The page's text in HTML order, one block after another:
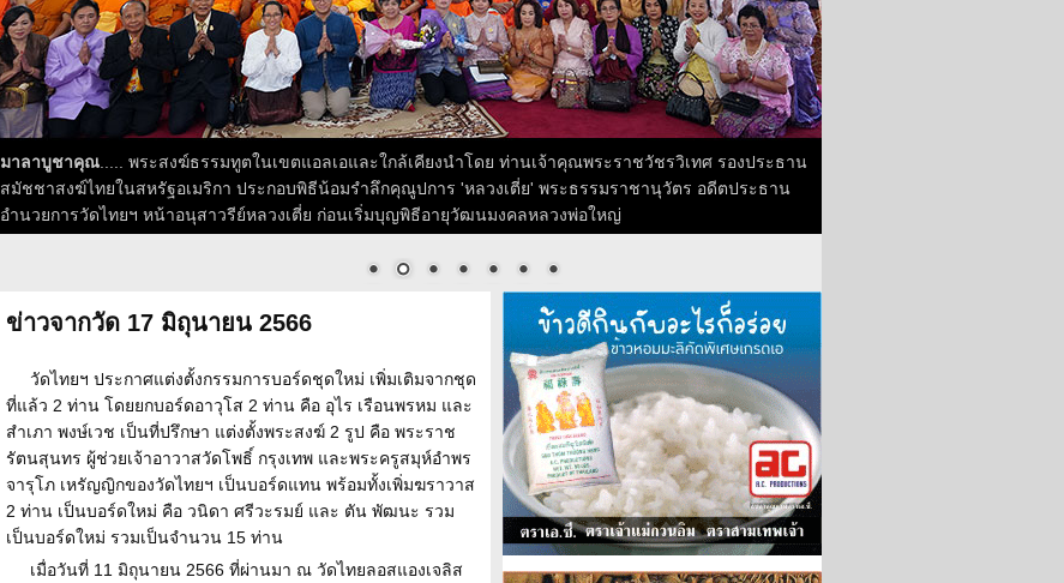
มาลาบูชาคุณ ..... พระสงฆ์ธรรมทูตในเขตแอลเอและใกล้เคียงนำโดย ท่านเจ้าคุณพระราชวัชรวิเทศ รองประธาน
สมัชชาสงฆ์ไทยในสหรัฐอเมริกา ประกอบพิธีน้อมรำลึกคุณูปการ 'หลวงเตี่ย' พระธรรมราชานุวัตร อดีตประธาน
อำนวยการวัดไทยฯ หน้าอนุสาวรีย์หลวงเตี่ย ก่อนเริ่มบุญพิธีอายุวัฒนมงคลหลวงพ่อใหญ่
ข่าวจากวัด 17 มิถุนายน 2566
วัดไทยฯ ประกาศแต่งตั้งกรรมการบอร์ดชุดใหม่ เพิ่มเติมจากชุด
ที่แล้ว 2 ท่าน โดยยกบอร์ดอาวุโส 2 ท่าน คือ อุไร เรือนพรหม และ
สำเภา พงษ์เวช เป็นที่ปรึกษา แต่งตั้งพระสงฆ์ 2 รูป คือ พระราช
รัตนสุนทร ผู้ช่วยเจ้าอาวาสวัดโพธิ์ กรุงเทพ และพระครูสมุห์อำพร
จารุโภ เหรัญญิกของวัดไทยฯ เป็นบอร์ดแทน พร้อมทั้งเพิ่มฆราวาส
2 ท่าน เป็นบอร์ดใหม่ คือ วนิดา ศรีวะรมย์ และ ตัน พัฒนะ รวม
เป็นบอร์ดใหม่ รวมเป็นจำนวน 15 ท่าน
เมื่อวันที่ 11 มิถุนายน 2566 ที่ผ่านมา ณ วัดไทยลอสแองเจลิส